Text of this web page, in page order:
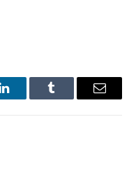
LinkedInTumblr Email